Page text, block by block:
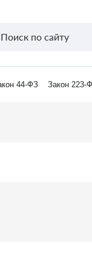
44-ФЗ Закон 223-